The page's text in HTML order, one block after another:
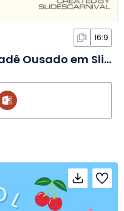
1 16:9
Plano de Mídia em Degradê Ousado em Slides